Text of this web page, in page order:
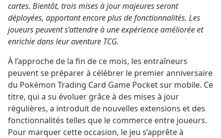
cartes. Bientôt, trois mises à jour majeures seront
déployées, apportant encore plus de fonctionnalités. Les
joueurs peuvent s’attendre à une expérience améliorée et
enrichie dans leur aventure TCG.
À l’approche de la fin de ce mois, les entraîneurs
peuvent se préparer à célébrer le premier anniversaire
du Pokémon Trading Card Game Pocket sur mobile. Ce
titre, qui a su évoluer grâce à des mises à jour
régulières, a introduit de nouvelles extensions et des
fonctionnalités telles que le commerce entre joueurs.
Pour marquer cette occasion, le jeu s’apprête à